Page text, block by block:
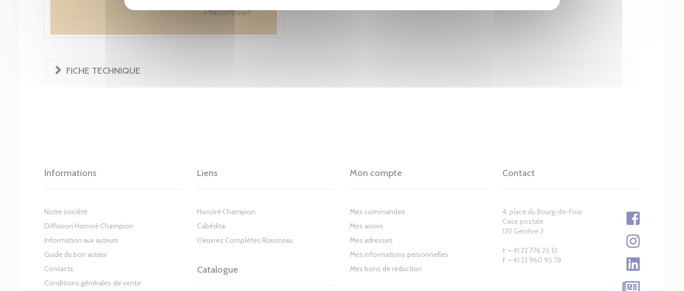
FICHE TECHNIQUE
Informations
Notre société
Diffusion Honoré Champion
Information aux auteurs
Guide du bon auteur
Contacts
Conditions générales de vente
Liens
Honoré Champion
Cabédita
Oeuvres Complètes Rousseau
Catalogue
Mon compte
Mes commandes
Mes avoirs
Mes adresses
Mes informations personnelles
Mes bons de réduction
Contact
4, place du Bourg-de-Four
Case postale
1211 Genève 3
t: + 41 22 776 25 51
f: + 41 22 960 95 78